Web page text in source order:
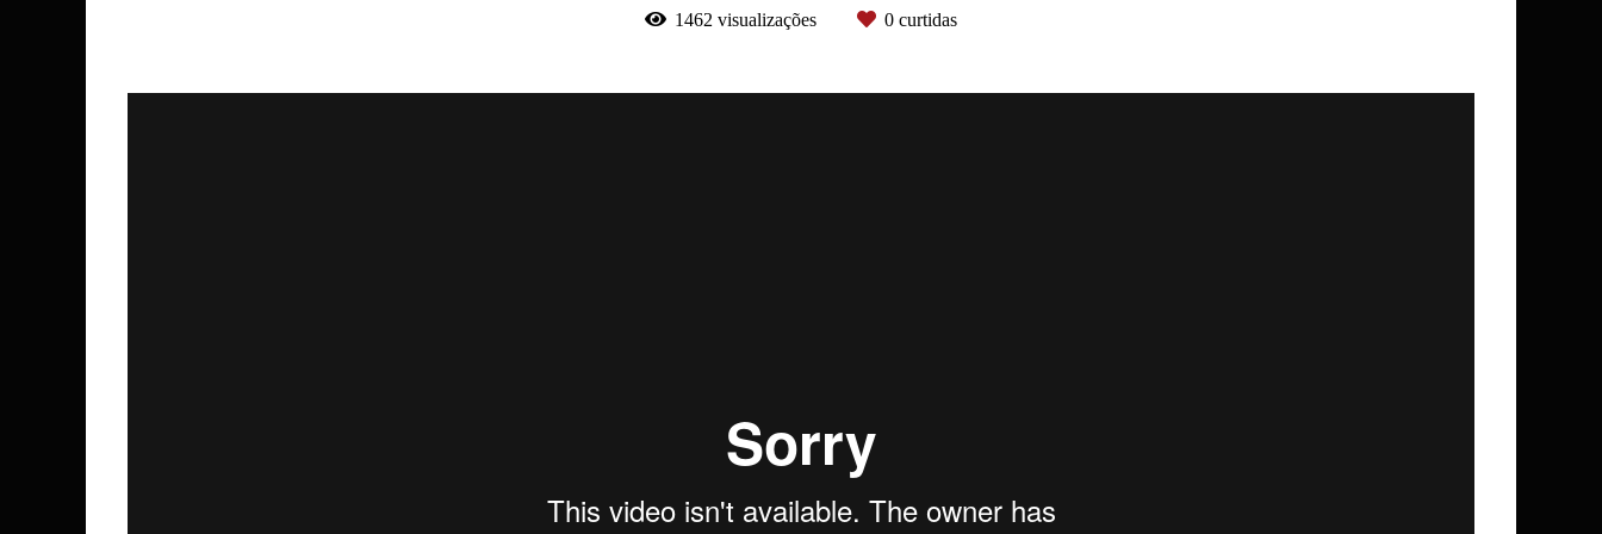
1462 visualizações 0 curtidas